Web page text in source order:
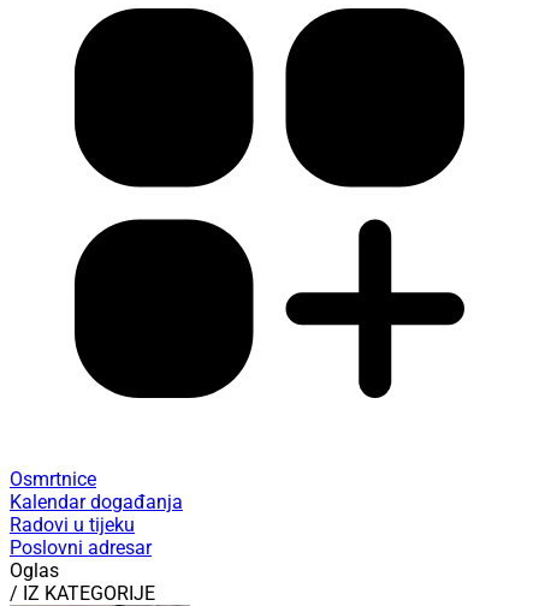
Osmrtnice
Kalendar događanja
Radovi u tijeku
Poslovni adresar
Oglas
/ IZ KATEGORIJE